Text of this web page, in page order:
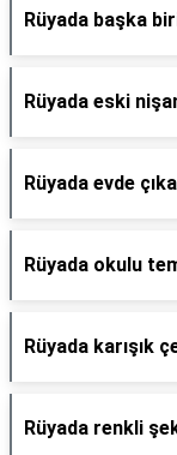
Rüyada başka
Rüyada eski
Rüyada evde
Rüyada okulu
Rüyada karışık
Rüyada renkli